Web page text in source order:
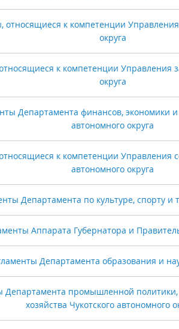
к компетенции
округа
к компетенции Управления
округа
Департамента финансов, экономики
автономного округа
к компетенции Управления
автономного округа
Департамента по культуре, спорту и
Аппарата Губернатора и
Департамента образования и
промышленной
хозяйства Чукотского автономного